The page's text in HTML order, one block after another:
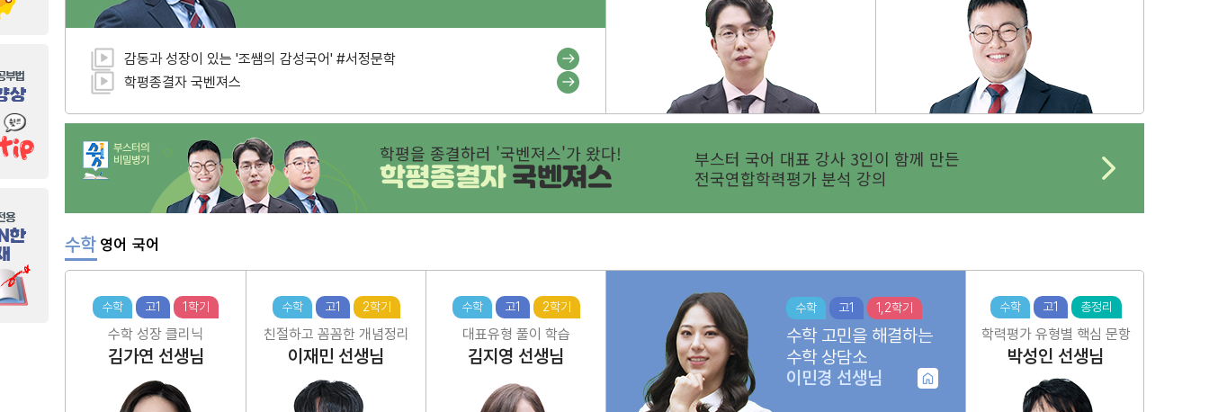
감동과 성장이 있는 '조쌤의 감성국어' #서정문학
학평종결자 국벤져스
부스터의
비밀병기
학평을 종결하러 '국벤져스'가 왔다!
학평종결자국벤져스
부스터 국어 대표 강사 3인이 함께 만든
전국연합학력평가 분석 강의
수학 영어 국어
수학 고1 1학기
수학 성장 클리닉
김가연 선생님
수학 고1 2학기
친절하고 꼼꼼한 개념정리
이재민 선생님
수학 고1 2학기
대표유형 풀이 학습
김지영 선생님
수학 고1 1,2학기
수학 고민을 해결하는
수학 상담소
이민경 선생님
수학 고1 총정리
학력평가 유형별 핵심 문항
박성인 선생님